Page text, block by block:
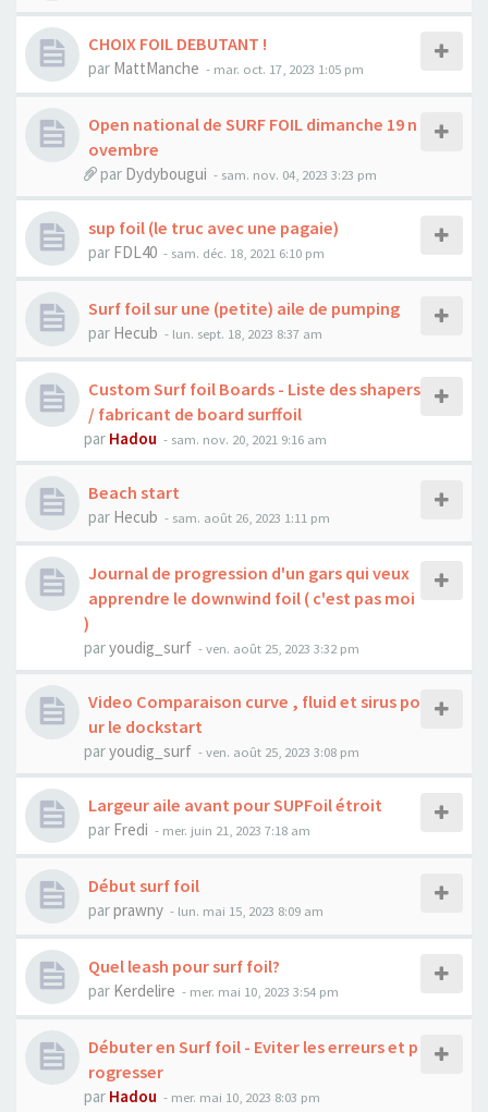
CHOIX FOIL DEBUTANT !
par MattManche - mar. oct. 17, 2023 1:05 pm
Open national de SURF FOIL dimanche 19 n
ovembre
par Dydybougui - sam. nov. 04, 2023 3:23 pm
sup foil (le truc avec une pagaie)
par FDL40 - sam. déc. 18, 2021 6:10 pm
Surf foil sur une (petite) aile de pumping
par Hecub - lun. sept. 18, 2023 8:37 am
Custom Surf foil Boards - Liste des shapers
/ fabricant de board surffoil
par Hadou - sam. nov. 20, 2021 9:16 am
Beach start
par Hecub - sam. août 26, 2023 1:11 pm
Journal de progression d'un gars qui veux
apprendre le downwind foil ( c'est pas moi
)
paryoudig_surf -ven. août 25, 2023 3:32 pm
Video Comparaison curve , fluid et sirus po
ur le dockstart
paryoudig_surf -ven. août 25, 2023 3:08 pm
Largeur aile avant pour SUPFoil étroit
par Fredi - mer. juin 21, 2023 7:18 am
Début surf foil
parprawny - lun. mai 15, 2023 8:09 am
Quel leash pour surf foil?
par Kerdelire - mer. mai 10, 2023 3:54 pm
Débuter en Surf foil - Eviter les erreurs et p
rogresser
par Hadou - mer. mai 10, 2023 8:03 pm